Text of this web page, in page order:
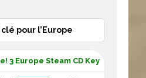
pour l’Europe
3 Europe Steam CD Key